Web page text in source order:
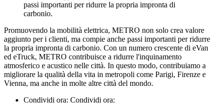
Promuovendo la mobilità elettrica, METRO non solo crea valore
aggiunto per i clienti, ma compie anche passi importanti per ridurre
la propria impronta di carbonio. Con un numero crescente di eVan
ed eTruck, METRO contribuisce a ridurre l'inquinamento
atmosferico e acustico nelle città. In questo modo, contribuiamo a
migliorare la qualità della vita in metropoli come Parigi, Firenze e
Vienna, ma anche in molte altre città del mondo.
Condividi ora: Condividi ora: